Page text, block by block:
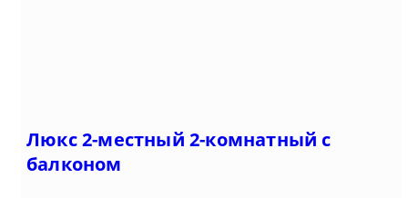
Люкс 2-местный 2-комнатный с
балконом